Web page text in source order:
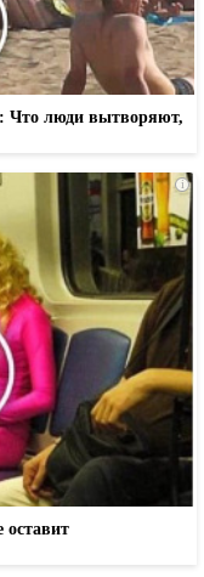
Что люди вытворяют,
i
оставит